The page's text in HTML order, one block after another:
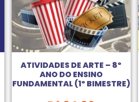
ATIVIDADES DE ARTE – 8º
ANO DO ENSINO
FUNDAMENTAL (1º BIMESTRE)